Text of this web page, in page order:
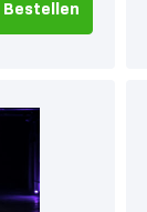
Bestellen